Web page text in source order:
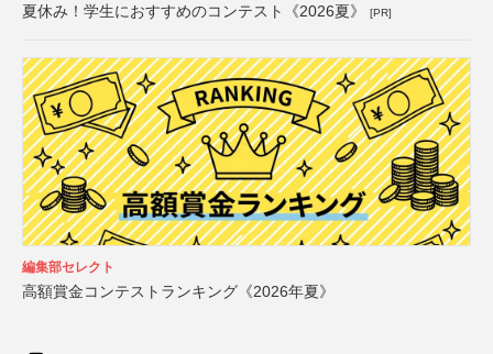
夏休み！学生におすすめのコンテスト《2026夏》 [PR]
編集部セレクト
高額賞金コンテストランキング《2026年夏》